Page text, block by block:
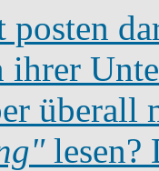
posten
ihrer
überall
lesen?